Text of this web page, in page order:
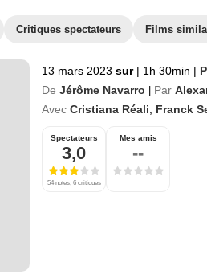
Critiques spectateurs Films
13 mars 2023 sur | 1h 30min |
De Jérôme Navarro Par
Avec Cristiana Réali Franck
Spectateurs
3,0
54 notes, 6 critiques
Mes amis
--